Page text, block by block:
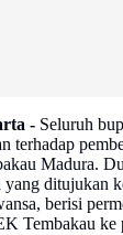
- Seluruh
terhadap
Madura.
yang ditujukan
berisi
Tembakau ke